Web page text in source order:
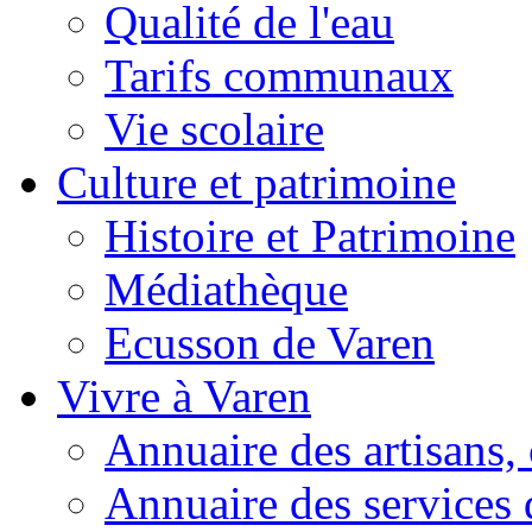
Qualité de l'eau
Tarifs communaux
Vie scolaire
Culture et patrimoine
Histoire et Patrimoine
Médiathèque
Ecusson de Varen
Vivre à Varen
Annuaire des
Annuaire des services